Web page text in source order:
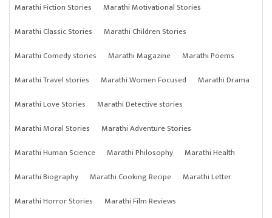
Marathi Fiction Stories
Marathi Motivational Stories
Marathi Classic Stories
Marathi Children Stories
Marathi Comedy stories
Marathi Magazine
Marathi Poems
Marathi Travel stories
Marathi Women Focused
Marathi Drama
Marathi Love Stories
Marathi Detective stories
Marathi Moral Stories
Marathi Adventure Stories
Marathi Human Science
Marathi Philosophy
Marathi Health
Marathi Biography
Marathi Cooking Recipe
Marathi Letter
Marathi Horror Stories
Marathi Film Reviews